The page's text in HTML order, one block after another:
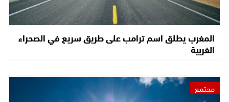
المغرب يطلق اسم ترامب على طريق سريع في الصحراء
الغربية
مجتمع